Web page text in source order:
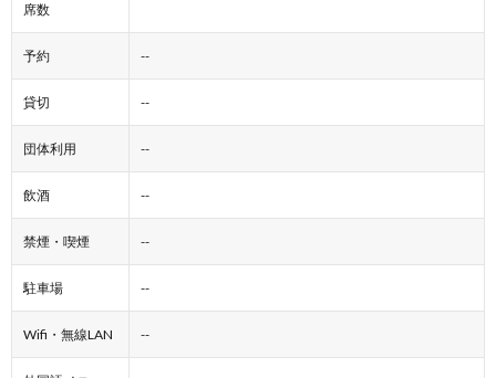
席数
予約 --
貸切 --
団体利用 --
飲酒 --
禁煙・喫煙 --
駐車場 --
Wifi・無線LAN --